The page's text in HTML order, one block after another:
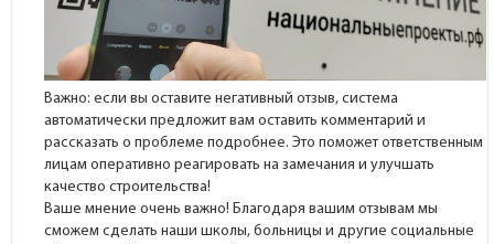
Важно: если вы оставите негативный отзыв, система
автоматически предложит вам оставить комментарий и
рассказать о проблеме подробнее. Это поможет ответственным
лицам оперативно реагировать на замечания и улучшать
качество строительства!
Ваше мнение очень важно! Благодаря вашим отзывам мы
сможем сделать наши школы, больницы и другие социальные